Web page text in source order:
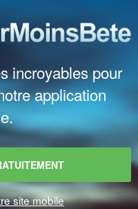
incroyables pour
application
site mobile